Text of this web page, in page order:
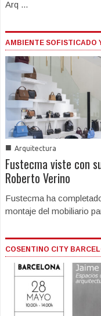
Arq ...
AMBIENTE SOFISTICADO
■ Arquitectura
Fustecma viste con
Roberto Verino
Fustecma ha
montaje del mobiliario
COSENTINO CITY